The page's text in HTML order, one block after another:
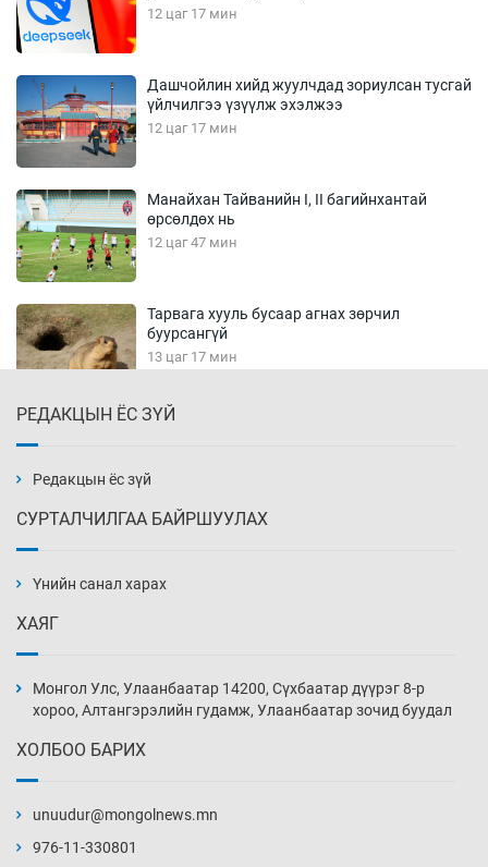
12 цаг 17 мин
Дашчойлин хийд жуулчдад зориулсан тусгай
үйлчилгээ үзүүлж эхэлжээ
12 цаг 17 мин
Манайхан Тайванийн I, II багийнхантай
өрсөлдөх нь
12 цаг 47 мин
Тарвага хууль бусаар агнах зөрчил
буурсангүй
13 цаг 17 мин
13 цаг 47 мин
14 цаг 17 мин
14 цаг 47 мин
хэмжээг шинэчлэн тогтоох нь
РЕДАКЦЫН ЁС ЗҮЙ
Редакцын ёс зүй
СУРТАЛЧИЛГАА БАЙРШУУЛАХ
Үнийн санал харах
ХАЯГ
Монгол Улс, Улаанбаатар 14200, Сүхбаатар дүүрэг 8-р
хороо, Алтангэрэлийн гудамж, Улаанбаатар зочид буудал
ХОЛБОО БАРИХ
unuudur@mongolnews.mn
976-11-330801